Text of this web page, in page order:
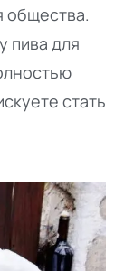
общества.
пива для
стать